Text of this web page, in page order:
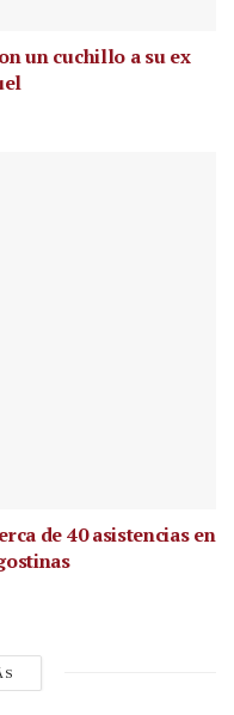
un cuchillo a su ex
de 40 asistencias en